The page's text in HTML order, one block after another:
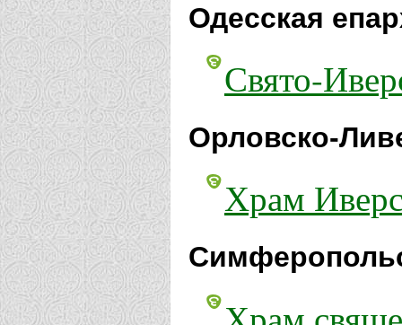
Одесская
Свято-
Орловско-
Храм